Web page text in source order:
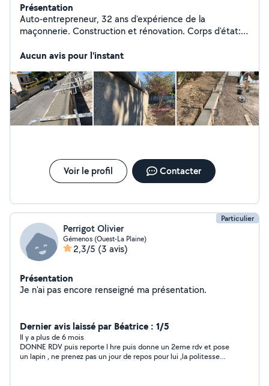
Présentation
Auto-entrepreneur, 32 ans d'expérience de la
maçonnerie. Construction et rénovation. Corps d'état:
clôture et rénovation tout type de bien.
Aucun avis pour l'instant
Voir le profil Contacter
Particulier
Perrigot Olivier
Gémenos (Ouest-La Plaine)
2,3/5 (3 avis)
Présentation
Je n'ai pas encore renseigné ma présentation.
Dernier avis laissé par Béatrice : 1/5
Il y a plus de 6 mois
DONNE RDV puis reporte l hre puis donne un 2eme rdv et pose
un lapin , ne prenez pas un jour de repos pour lui ,la politesse